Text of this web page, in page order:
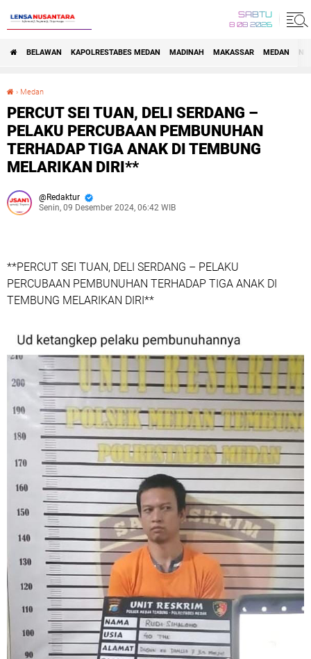
SABTU
8 08 2026
BELAWAN KAPOLRESTABES MEDAN MADINAH MAKASSAR MEDAN
› Medan
PERCUT SEI TUAN, DELI SERDANG –
PELAKU PERCUBAAN PEMBUNUHAN
TERHADAP TIGA ANAK DI TEMBUNG
MELARIKAN DIRI**
Redaktur
Senin, 09 Desember 2024, 06:42 WIB
**PERCUT SEI TUAN, DELI SERDANG – PELAKU
PERCUBAAN PEMBUNUHAN TERHADAP TIGA ANAK DI
TEMBUNG MELARIKAN DIRI**